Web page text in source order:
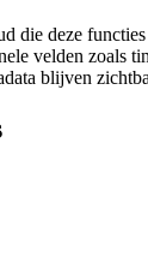
die deze
velden zoals
blijven